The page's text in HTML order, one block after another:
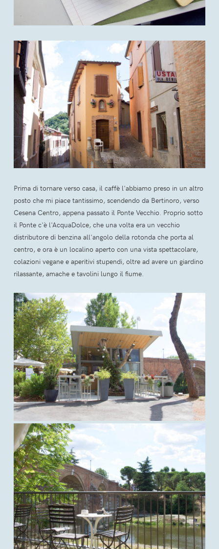
Prima di tornare verso casa, il caffè l'abbiamo preso in un altro
posto che mi piace tantissimo, scendendo da Bertinoro, verso
Cesena Centro, appena passato il Ponte Vecchio. Proprio sotto
il Ponte c'è l'AcquaDolce, che una volta era un vecchio
distributore di benzina all'angolo della rotonda che porta al
centro, e ora è un localino aperto con una vista spettacolare,
colazioni vegane e aperitivi stupendi, oltre ad avere un giardino
rilassante, amache e tavolini lungo il fiume.